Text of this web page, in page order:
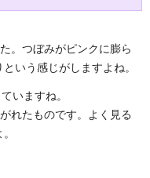
。つぼみがピンクに膨ら
いう感じがしますよね。
いますね。
れたものです。よく見る